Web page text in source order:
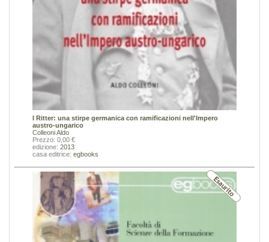
I Ritter: una stirpe germanica con ramificazioni nell'Impero
austro-ungarico
Colleoni Aldo
Prezzo: 0,00 €
edizione: 2013
casa editrice: egbooks